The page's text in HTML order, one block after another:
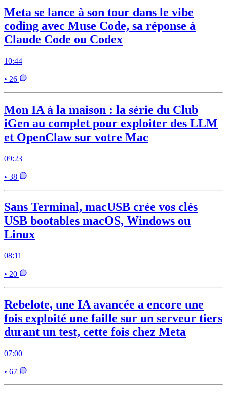
Meta se lance à son tour dans le vibe
coding avec Muse Code, sa réponse à
Claude Code ou Codex
10:44
• 26
Mon IA à la maison : la série du Club
iGen au complet pour exploiter des LLM
et OpenClaw sur votre Mac
09:23
• 38
Sans Terminal, macUSB crée vos clés
USB bootables macOS, Windows ou
Linux
08:11
• 20
Rebelote, une IA avancée a encore une
fois exploité une faille sur un serveur tiers
durant un test, cette fois chez Meta
07:00
• 67